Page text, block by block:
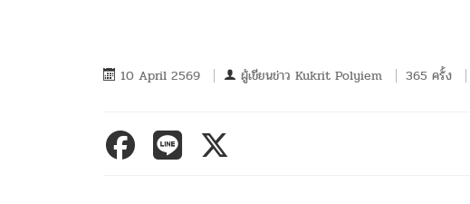
10 April 2569 ผู้เขียนข่าว Kukrit Polyiem 365 ครั้ง